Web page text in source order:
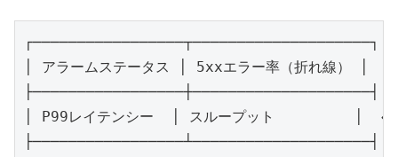
┌─────────────────┬────────────────────┐
│ アラームステータス │ 5xxエラー率（折れ線） │
├─────────────────┼────────────────────┤
│ P99レイテンシー  │ スループット         │  ←
├─────────────────┴────────────────────┤